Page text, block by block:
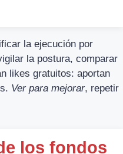
la ejecución por
la postura, comparar
likes gratuitos: aportan
Ver para mejorar, repetir
los fondos